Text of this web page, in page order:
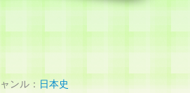
ンル： 日本史